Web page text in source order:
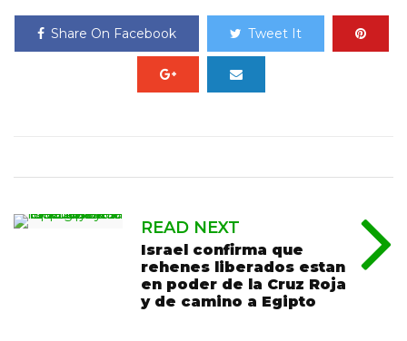
Share On Facebook Tweet It
READ NEXT
Israel confirma que
rehenes liberados estan
en poder de la Cruz Roja
y de camino a Egipto